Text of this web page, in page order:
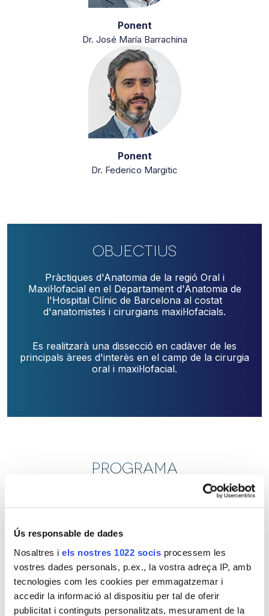
Ús responsable de dades
Nosaltres i els nostres 1022 socis processem les
vostres dades personals, p.ex., la vostra adreça IP, amb
tecnologies com les cookies per emmagatzemar i
accedir la informació al dispositiu per tal de oferir
publicitat i continguts personalitzats, mesurament de la
Ponent
Dr. José María Barrachina
Ponent
Dr. Federico Margitic
Objectius
Pràctiques d'Anatomia de la regió Oral i
Maxil·lofacial en el Departament d'Anatomia de
l'Hospital Clínic de Barcelona al costat
d'anatomistes i cirurgians maxil·lofacials.
Es realitzarà una dissecció en cadàver de les
principals àrees d'interès en el camp de la cirurgia
oral i maxil·lofacial.
PROGRAMA
en el Departament d'Anatomia de l'Hospital *Clínic de
Barcelona al costat d'anatomistes i cirurgians
maxil·lofacials.
Es realitzarà una dissecció en cadàver de les principals